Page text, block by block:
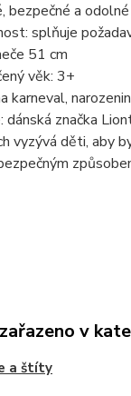
bezpečné a odolné
splňuje
51 cm
věk: 3+
karneval,
dánská značka
vyzývá děti, aby
v
a štíty